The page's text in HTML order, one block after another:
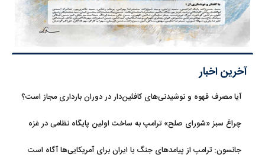
آخرین اخبار
آیا مصرف قهوه و نوشیدنی‌های کافئین‌دار در دوران بارداری مجاز است؟
چراغ سبز «شورای صلح» ترامپ به ساخت اولین پایگاه نظامی در غزه
جانسون: ترامپ از پیامدهای جنگ با ایران برای آمریکایی‌ها آگاه است